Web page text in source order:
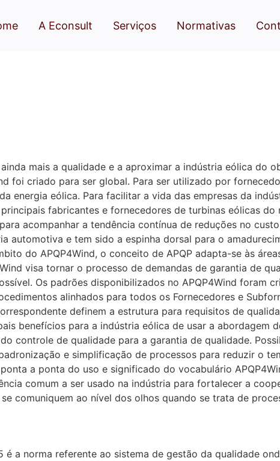
A Econsult Serviços Normativas
mais a qualidade e a aproximar a indústria eólica do
foi criado para ser global. Para ser utilizado por
energia eólica. Para facilitar a vida das empresas da
fabricantes e fornecedores de turbinas eólicas do
acompanhar a tendência contínua de reduções no
automotiva e tem sido a espinha dorsal para o
do APQP4Wind, o conceito de APQP adapta-se às
visa tornar o processo de demandas de garantia de
Os padrões disponibilizados no APQP4Wind foram
alinhados para todos os Fornecedores e
definem a estrutura para requisitos de
benefícios para a indústria eólica de usar a abordagem
controle de qualidade para a garantia de qualidade.
e simplificação de processos para reduzir o
a ponta do uso e significado do vocabulário
comum a ser usado na indústria para fortalecer a
comuniquem ao nível dos olhos quando se trata de
é a norma referente ao sistema de gestão da qualidade